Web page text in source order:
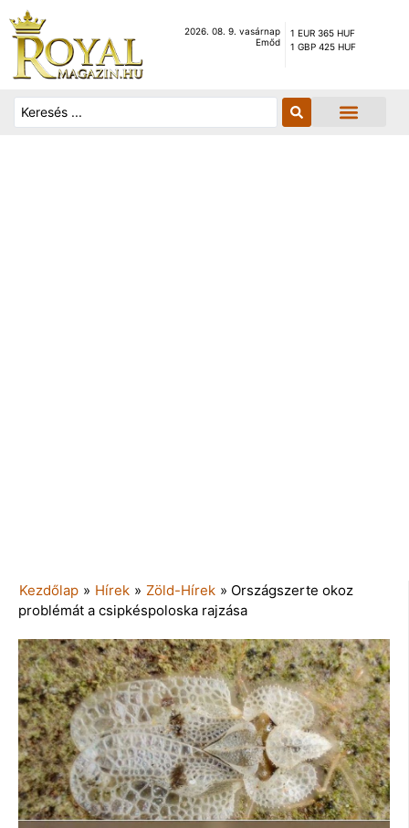
2026. 08. 9. vasárnap
Emőd
1 EUR 365 HUF
1 GBP 425 HUF
Kezdőlap » Hírek » Zöld-Hírek » Országszerte okoz
problémát a csipkéspoloska rajzása